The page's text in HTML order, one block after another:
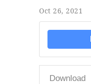
Oct 26, 2021
Download